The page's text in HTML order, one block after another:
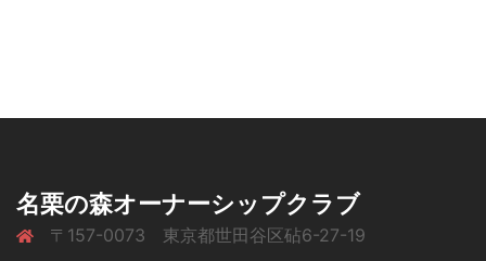
名栗の森オーナーシップクラブ
〒157-0073 東京都世田谷区砧6-27-19